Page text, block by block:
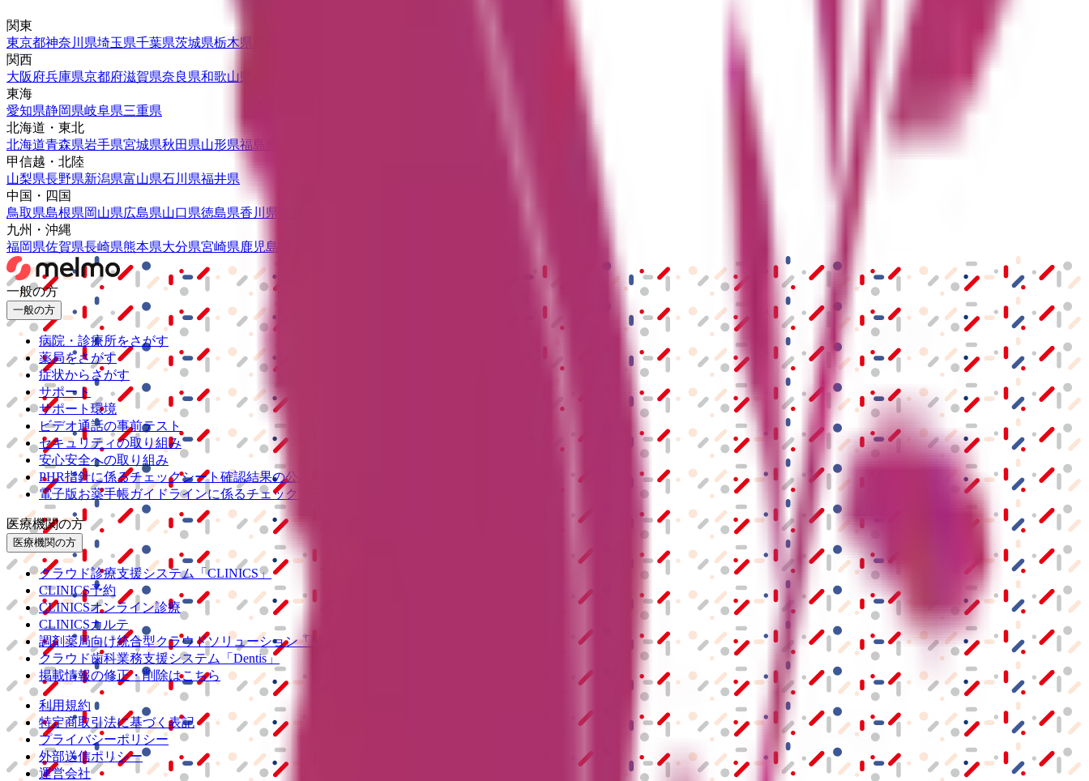
関東
東京都神奈川県埼玉県千葉県茨城県栃木県
関西
大阪府兵庫県京都府滋賀県奈良県和歌山県
東海
愛知県静岡県岐阜県三重県
北海道・東北
北海道青森県岩手県宮城県秋田県山形県福島県
甲信越・北陸
山梨県長野県新潟県富山県石川県福井県
中国・四国
鳥取県島根県岡山県広島県山口県徳島県香川県
九州・沖縄
福岡県佐賀県長崎県熊本県大分県宮崎県鹿児島県
一般の方
一般の方
病院・診療所をさがす
薬局をさがす
症状からさがす
サポート
サポート環境
ビデオ通話の事前テスト
セキュリティの取り組み
安心安全への取り組み
PHR指針に係るチェックシート確認結果の公表
電子版お薬手帳ガイドラインに係るチェックシート確認結果の公表
医療機関の方
医療機関の方
クラウド診療支援システム
「CLINICS」
CLINICS予約
CLINICSオンライン診療
CLINICSカルテ
調剤薬局向け統合型クラウドソリューション「MEDIXS」
クラウド歯科業務支援システム
「Dentis」
掲載情報の修正・削除はこちら
利用規約
特定商取引法に基づく表記
プライバシーポリシー
外部送信ポリシー
運営会社